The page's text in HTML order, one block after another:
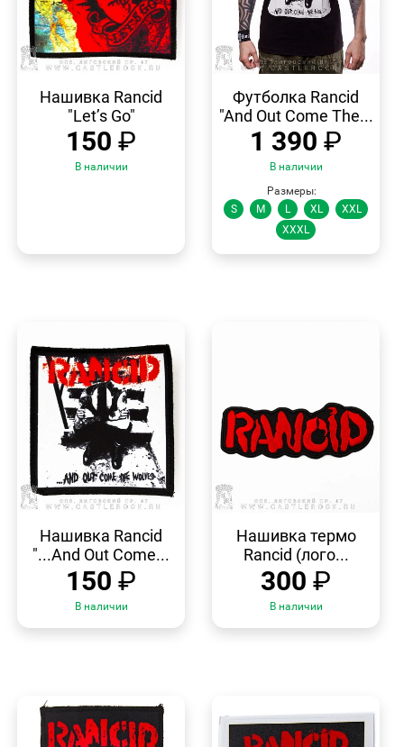
ПРОСМОТР
Нашивка Rancid
"Let’s Go"
150 ₽
В наличии
ПРОСМОТР
Футболка Rancid
"And Out Come The...
1 390 ₽
В наличии
Размеры:
S
M L XL
XXL
XXXL
ПРОСМОТР
Нашивка Rancid
"...And Out Come...
150 ₽
В наличии
ПРОСМОТР
Нашивка термо
Rancid (лого...
300 ₽
В наличии